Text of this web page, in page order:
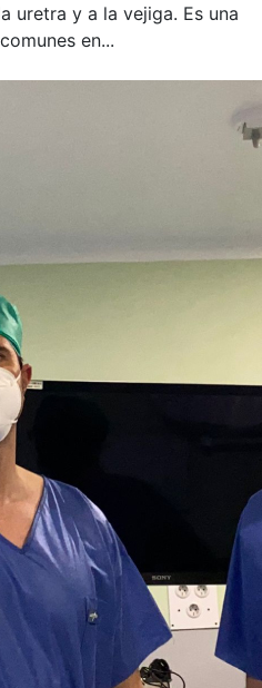
uretra y a la vejiga. Es una
en...